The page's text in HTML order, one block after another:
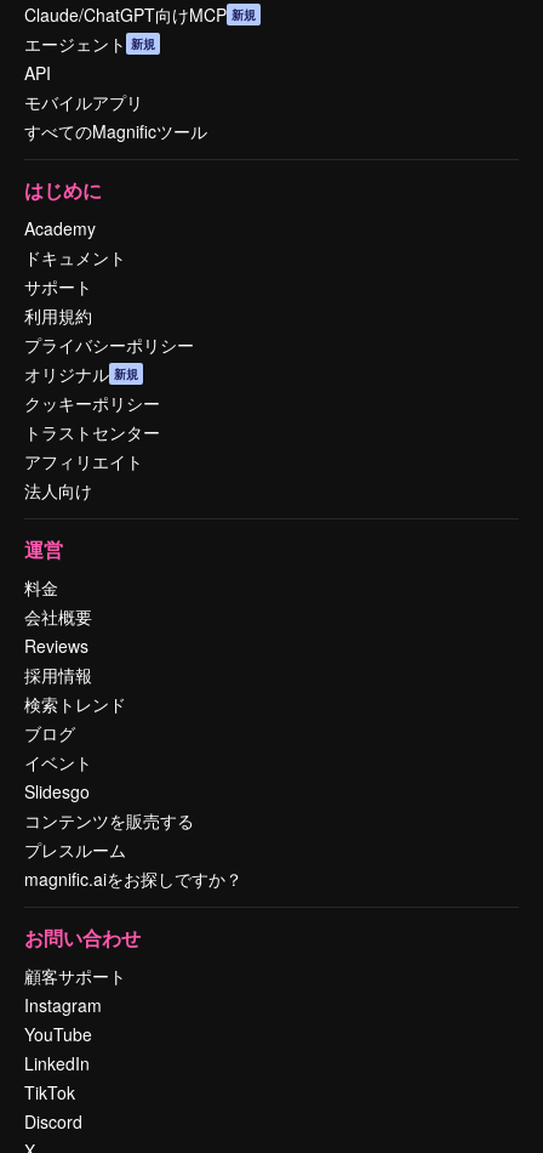
Claude/ChatGPT向けMCP 新規
エージェント 新規
API
モバイルアプリ
すべてのMagnificツール
はじめに
Academy
ドキュメント
サポート
利用規約
プライバシーポリシー
オリジナル 新規
クッキーポリシー
トラストセンター
アフィリエイト
法人向け
運営
料金
会社概要
Reviews
採用情報
検索トレンド
ブログ
イベント
Slidesgo
コンテンツを販売する
プレスルーム
magnific.aiをお探しですか？
お問い合わせ
顧客サポート
Instagram
YouTube
LinkedIn
TikTok
Discord